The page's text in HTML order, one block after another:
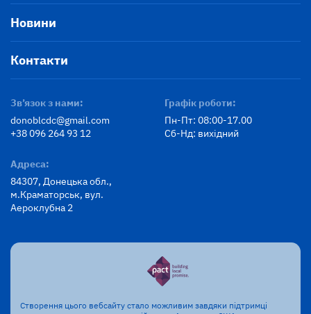
Новини
Контакти
Зв’язок з нами:
donoblcdc@gmail.com
+38 096 264 93 12
Графік роботи:
Пн-Пт: 08:00-17.00
Сб-Нд: вихідний
Адреса:
84307, Донецька обл.,
м.Краматорськ, вул.
Аероклубна 2
Створення цього вебсайту стало можливим завдяки підтримці